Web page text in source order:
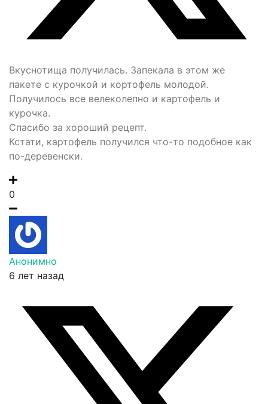
Вкуснотища получилась. Запекала в этом же
пакете с курочкой и кортофель молодой.
Получилось все велеколепно и картофель и
курочка.
Спасибо за хороший рецепт.
Кстати, картофель получился что-то подобное как
по-деревенски.
0
Анонимно
6 лет назад